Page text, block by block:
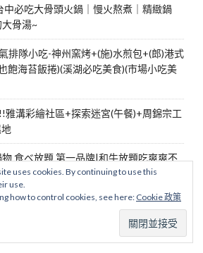
中必吃大骨頭火鍋｜慢火熬煮｜精緻鍋
骨湯~
排隊小吃-神州窯烤+(施)水煎包+(郎)港式
飽海苔飯捲)(溪湖必吃美食)(市場小吃美
雅溝彩繪社區+探索迷宮(午餐)+周錦宗工
食べ放題 第一品牌|和牛放題吃爽爽不
料的自助吧跟握壽司及各式海鮮，好湯
鮮明的房型，商務旅遊的好宿推薦!!台北
uses cookies. By continuing to use this
use.
how to control cookies, see here: Cookie 政策